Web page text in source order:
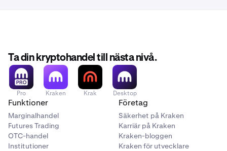
Ta din kryptohandel till nästa nivå.
Pro Kraken Krak Desktop
Funktioner
Marginalhandel
Futures Trading
OTC-handel
Institutioner
Företag
Säkerhet på Kraken
Karriär på Kraken
Kraken-bloggen
Kraken för utvecklare